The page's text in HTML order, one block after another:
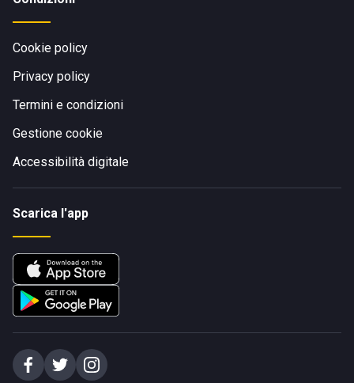
Cookie policy
Privacy policy
Termini e condizioni
Gestione cookie
Accessibilità digitale
Scarica l'app